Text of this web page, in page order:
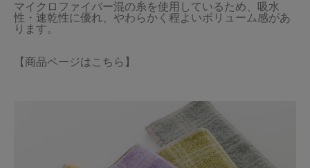
マイクロファイバー混の糸を使用しているため、吸水
性・速乾性に優れ、やわらかく程よいボリューム感があ
【商品ページはこちら】